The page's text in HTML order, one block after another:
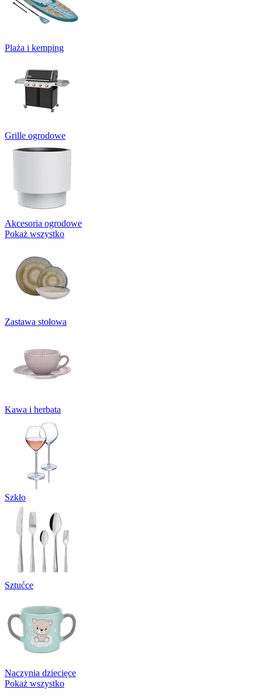
Plaża i kemping
Grille ogrodowe
Akcesoria ogrodowe
Pokaż wszystko
Zastawa stołowa
Kawa i herbata
Szkło
Sztućce
Naczynia dziecięce
Pokaż wszystko